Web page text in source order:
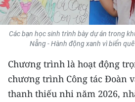
BẠN ĐỌC
KIỂM CHỨNG THÔNG TIN
TRI THỨC CHUYÊN SÂU
54 DÂN TỘC VIỆT NAM
Các bạn học sinh trình bày dự án trong
Nẵng - Hành động xanh vì biển
Chương trình là hoạt động
chương trình Công tác Đoàn
thanh thiếu nhi năm 2026,